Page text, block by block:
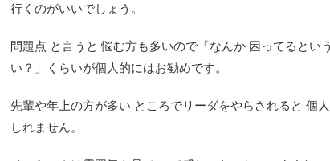
行くのがいいでしょう。
問題点 と言うと 悩む方も多いので「なんか 困ってるとい
い？」くらいが個人的にはお勧めです。
先輩や年上の方が多い ところでリーダをやらされると 個
しれません。